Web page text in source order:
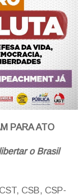
PARA ATO
o Brasil
CSB, CSP-